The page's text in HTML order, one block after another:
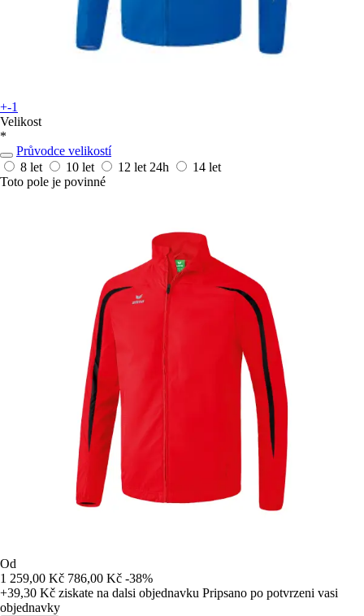
+-1
Velikost
*
Průvodce velikostí
8 let
10 let 12 let 24h
14 let
Toto pole je povinné
Od
1 259,00 Kč 786,00 Kč -38%
+39,30 Kč ziskate na dalsi objednavku Pripsano po potvrzeni vasi
objednavky